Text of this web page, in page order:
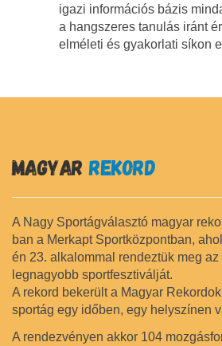
igazi információs bázis
a hangszeres tanulás iránt
elméleti és gyakorlati síkon
MAGYARREKORD
A Nagy Sportágválasztó magyar
ban a Merkapt Sportközpontban,
én 23. alkalommal rendeztük meg
legnagyobb sportfesztiválját.
A rekord bekerült a Magyar
sportág egy időben, egy helyszínen
A rendezvényen akkor 104